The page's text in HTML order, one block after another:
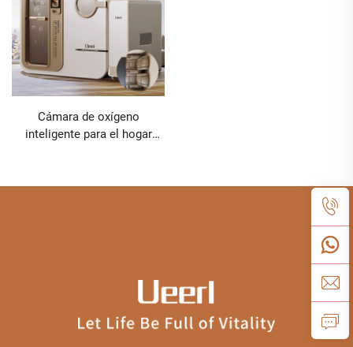
Cámara de oxígeno
inteligente para el hogar